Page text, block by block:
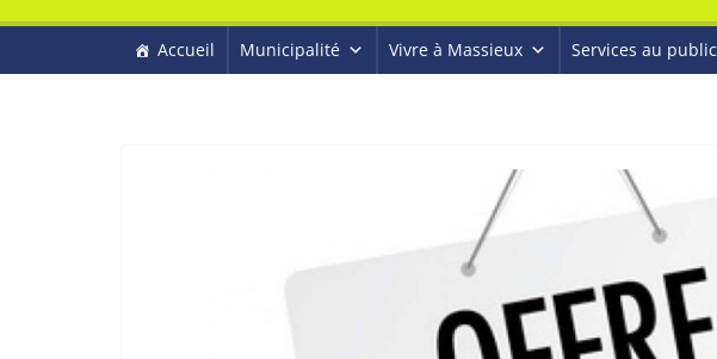
Accueil Municipalité Vivre à Massieux Services au public